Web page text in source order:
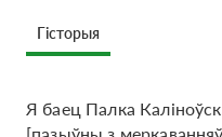
Гісторыя
Я баец Палка